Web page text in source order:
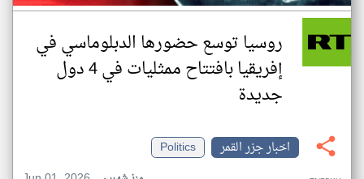
روسيا توسع حضورها الدبلوماسي في
إفريقيا بافتتاح ممثليات في 4 دول
جديدة
اخبار جزر القمر
Politics